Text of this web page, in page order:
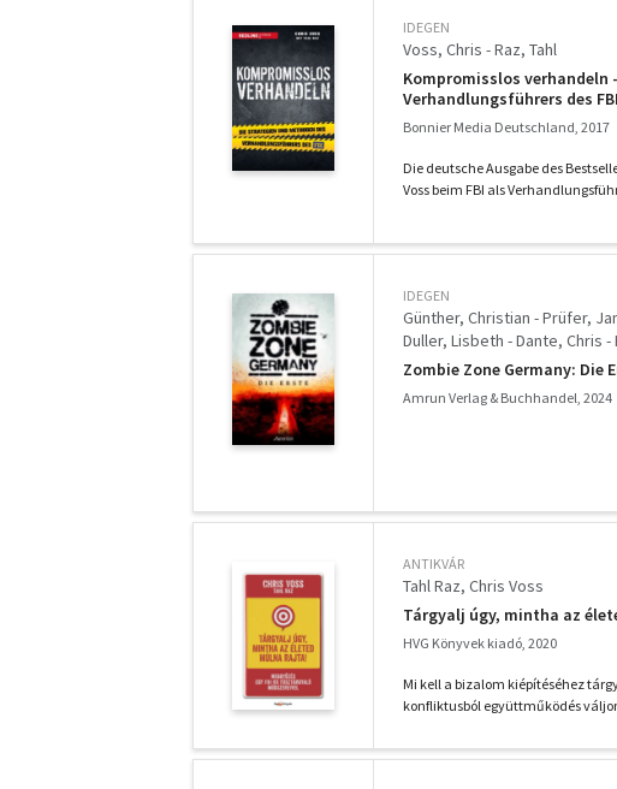
IDEGEN
Voss, Chris - Raz, Tahl
Kompromisslos verhandeln
Verhandlungsführers des FBI
Bonnier Media Deutschland, 2017
Die deutsche Ausgabe des
Voss beim FBI als
IDEGEN
Günther, Christian - Prüfer,
Duller, Lisbeth - Dante, Chris
Longerich, Sandra - Braß,
Voss, Vincent - Rys, Alin -
Leucht, Eberhard -
Zombie Zone Germany: Die
Amrun Verlag & Buchhandel, 2024
ANTIKVÁR
Tahl Raz Chris Voss
Tárgyalj úgy, mintha az
HVG Könyvek kiadó, 2020
Mi kell a bizalom kiépítéséhez
konfliktusból együttműködés